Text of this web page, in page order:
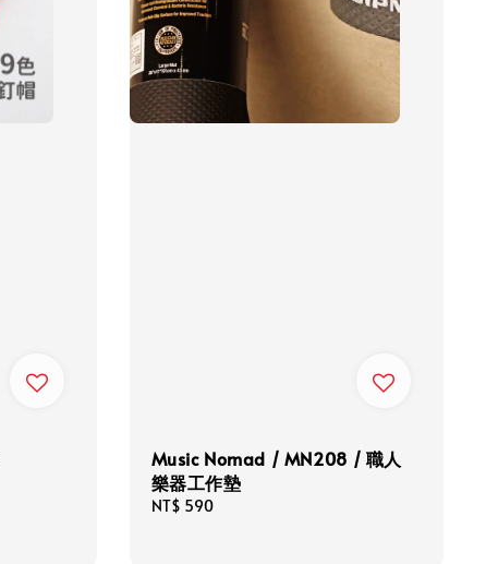
Music Nomad / MN208 / 職人
樂器工作墊
Regular
NT$ 590